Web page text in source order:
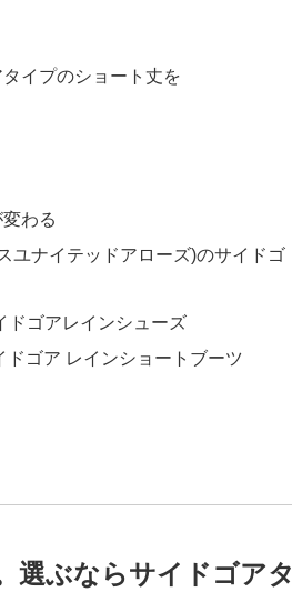
イプのショート丈を
わる
ユナイテッドアローズ)のサイドゴ
ドゴアレインシューズ
ゴア レインショートブーツ
選ぶならサイドゴアタ